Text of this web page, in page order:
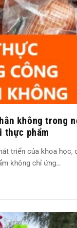
không trong
thực phẩm
triển của khoa học,
không chỉ ứng…